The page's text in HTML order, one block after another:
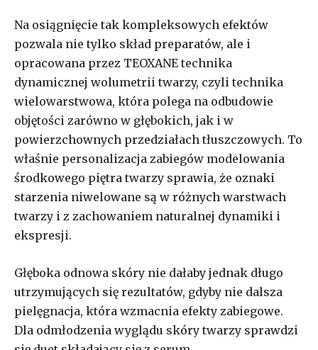
Na osiągnięcie tak kompleksowych efektów
pozwala nie tylko skład preparatów, ale i
opracowana przez TEOXANE technika
dynamicznej wolumetrii twarzy, czyli technika
wielowarstwowa, która polega na odbudowie
objętości zarówno w głębokich, jak i w
powierzchownych przedziałach tłuszczowych. To
właśnie personalizacja zabiegów modelowania
środkowego piętra twarzy sprawia, że oznaki
starzenia niwelowane są w różnych warstwach
twarzy i z zachowaniem naturalnej dynamiki i
ekspresji.
Głęboka odnowa skóry nie dałaby jednak długo
utrzymujących się rezultatów, gdyby nie dalsza
pielęgnacja, która wzmacnia efekty zabiegowe.
Dla odmłodzenia wyglądu skóry twarzy sprawdzi